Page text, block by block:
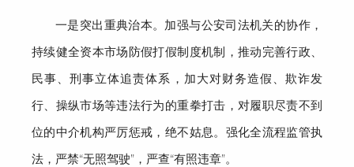
一是突出重典治本。 加强与公安司法机关的协作 ，
持续健全资本市场防假打假制度机制， 推动 完善行政、
民事、刑事立体追责体系 ，加大对财务造假、欺诈发
行、操纵市场等违法行为的重拳打击，对履职尽责不到
位的中介机构严厉惩戒 ， 绝不姑息。强化全流程监管执
法，严禁“无照驾驶”，严查“有照违章”。